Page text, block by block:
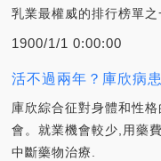
乳業最權威的排行榜單之
1900/1/1 0:00:00
活不過兩年？庫欣病
庫欣綜合征對身體和性
會。就業機會較少,用藥
中斷藥物治療.